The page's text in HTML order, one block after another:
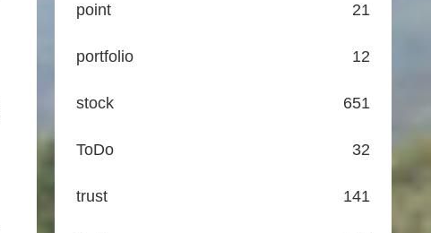
point 21
portfolio 12
stock 651
ToDo 32
trust 141